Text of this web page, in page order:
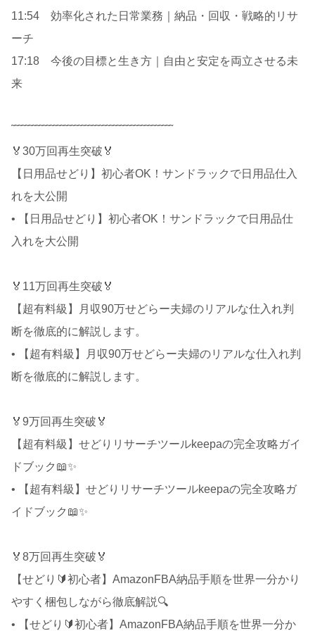
11:54 効率化された日常業務｜納品・回収・戦略的リサ
ーチ
17:18 今後の目標と生き方｜自由と安定を両立させる未
来
῀῀῀῀῀῀῀῀῀῀῀῀῀῀῀῀῀῀῀῀῀῀῀῀῀῀῀῀῀῀῀῀῀῀῀῀῀῀῀῀῀῀῀῀῀῀
🏅30万回再生突破🏅
【日用品せどり】初心者OK！サンドラックで日用品仕入
れを大公開
• 【日用品せどり】初心者OK！サンドラックで日用品仕
入れを大公開
🏅11万回再生突破🏅
【超有料級】月収90万せどらー夫婦のリアルな仕入れ判
断を徹底的に解説します。
• 【超有料級】月収90万せどらー夫婦のリアルな仕入れ判
断を徹底的に解説します。
🏅9万回再生突破🏅
【超有料級】せどりリサーチツールkeepaの完全攻略ガイ
ドブック📖✨
• 【超有料級】せどりリサーチツールkeepaの完全攻略ガ
イドブック📖✨
🏅8万回再生突破🏅
【せどり🔰初心者】AmazonFBA納品手順を世界一分かり
やすく梱包しながら徹底解説🔍
• 【せどり🔰初心者】AmazonFBA納品手順を世界一分か